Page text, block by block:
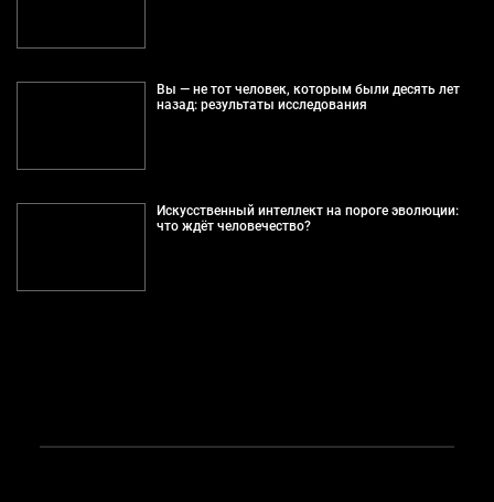
Вы — не тот человек, которым были десять лет
назад: результаты исследования
Искусственный интеллект на пороге эволюции:
что ждёт человечество?